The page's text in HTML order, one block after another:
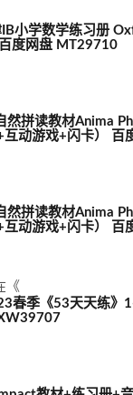
小学数学练习册
度网盘 MT29710
然拼读教材Anima
动游戏+闪卡） 百
然拼读教材Anima
动游戏+闪卡） 百
《
春季《53天天练》